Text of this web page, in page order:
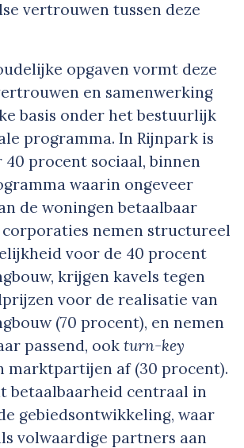
vertrouwen tussen deze
opgaven vormt deze
en samenwerking
basis onder het bestuurlijk
programma. In Rijnpark is
40 procent sociaal, binnen
waarin ongeveer
de woningen betaalbaar
corporaties nemen structureel
voor de 40 procent
krijgen kavels tegen
voor de realisatie van
(70 procent), en nemen
passend, ook turn-key
marktpartijen af (30 procent).
betaalbaarheid centraal in
gebiedsontwikkeling, waar
volwaardige partners aan